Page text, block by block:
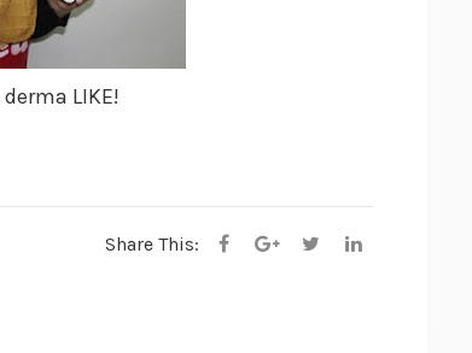
LIKE!
Share This: